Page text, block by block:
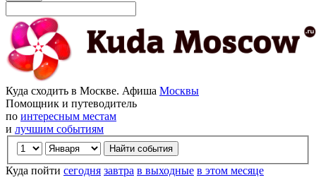
Куда сходить в Москве. Афиша Москвы
Помощник и путеводитель
по интересным местам
и лучшим событиям
Куда пойти сегодня завтра в выходные в этом месяце